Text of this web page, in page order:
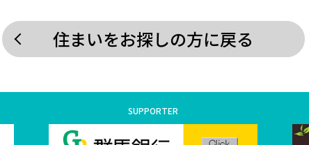
住まいをお探しの方に戻る
SUPPORTER